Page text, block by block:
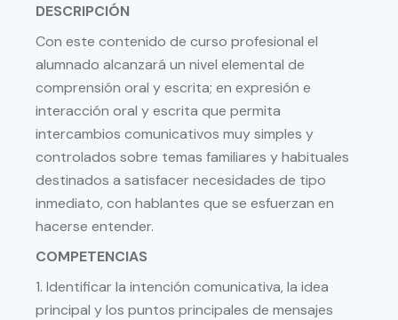
DESCRIPCIÓN
Con este contenido de curso profesional el
alumnado alcanzará un nivel elemental de
comprensión oral y escrita; en expresión e
interacción oral y escrita que permita
intercambios comunicativos muy simples y
controlados sobre temas familiares y habituales
destinados a satisfacer necesidades de tipo
inmediato, con hablantes que se esfuerzan en
hacerse entender.
COMPETENCIAS
1. Identificar la intención comunicativa, la idea
principal y los puntos principales de mensajes